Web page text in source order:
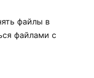
файлы в
файлами с